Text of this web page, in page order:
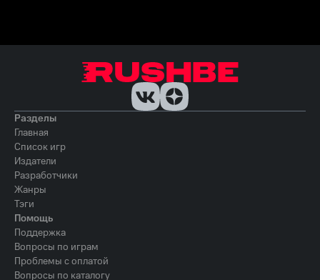
Разделы
Главная
Список игр
Издатели
Разработчики
Жанры
Тэги
Помощь
Поддержка
Вопросы по играм
Проблемы с оплатой
Вопросы по каталогу